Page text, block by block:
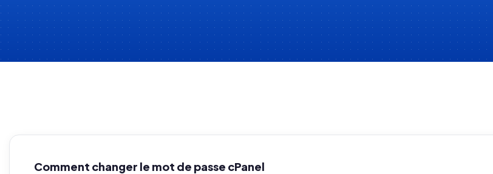
Comment changer le mot de passe cPanel